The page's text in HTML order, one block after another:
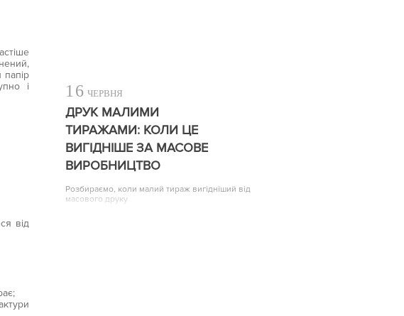
і
від
16 ЧЕРВНЯ
ДРУК МАЛИМИ
ТИРАЖАМИ: КОЛИ ЦЕ
ВИГІДНІШЕ ЗА МАСОВЕ
ВИРОБНИЦТВО
Розбираємо, коли малий тираж вигідніший від
масового друку